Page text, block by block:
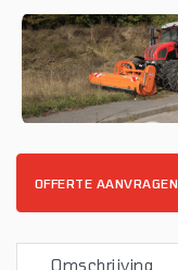
OFFERTE AANVRAGEN
Omschrijving